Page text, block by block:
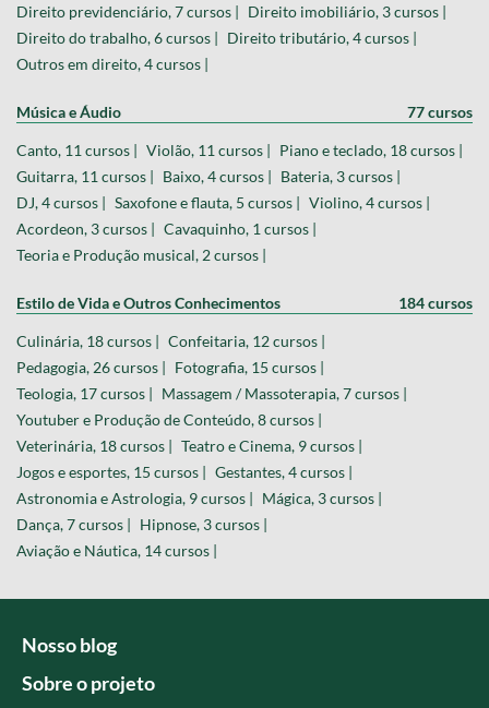
Direito previdenciário, 7 cursos | Direito imobiliário, 3 cursos |
Direito do trabalho, 6 cursos | Direito tributário, 4 cursos |
Outros em direito, 4 cursos |
Música e Áudio 77 cursos
Canto, 11 cursos | Violão, 11 cursos | Piano e teclado, 18 cursos |
Guitarra, 11 cursos | Baixo, 4 cursos | Bateria, 3 cursos |
DJ, 4 cursos | Saxofone e flauta, 5 cursos | Violino, 4 cursos |
Acordeon, 3 cursos | Cavaquinho, 1 cursos |
Teoria e Produção musical, 2 cursos |
Estilo de Vida e Outros Conhecimentos 184 cursos
Culinária, 18 cursos | Confeitaria, 12 cursos |
Pedagogia, 26 cursos | Fotografia, 15 cursos |
Teologia, 17 cursos | Massagem / Massoterapia, 7 cursos |
Youtuber e Produção de Conteúdo, 8 cursos |
Veterinária, 18 cursos | Teatro e Cinema, 9 cursos |
Jogos e esportes, 15 cursos | Gestantes, 4 cursos |
Astronomia e Astrologia, 9 cursos | Mágica, 3 cursos |
Dança, 7 cursos | Hipnose, 3 cursos |
Aviação e Náutica, 14 cursos |
Nosso blog
Sobre o projeto